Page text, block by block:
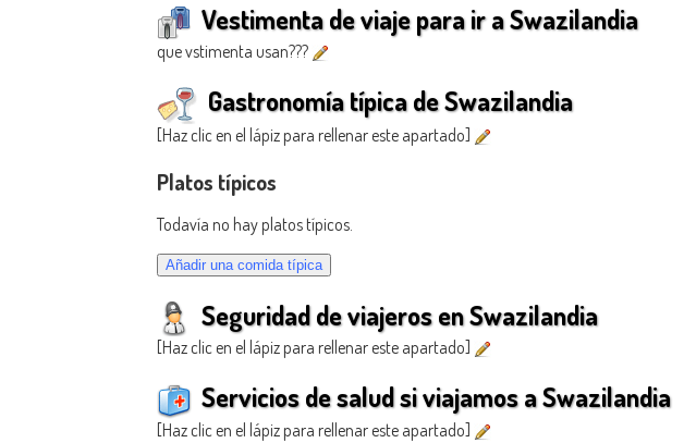
Vestimenta de viaje para ir a Swazilandia
que vstimenta usan???
Gastronomía típica de Swazilandia
[Haz clic en el lápiz para rellenar este apartado]
Platos típicos
Todavía no hay platos típicos.
Seguridad de viajeros en Swazilandia
[Haz clic en el lápiz para rellenar este apartado]
Servicios de salud si viajamos a Swazilandia
[Haz clic en el lápiz para rellenar este apartado]